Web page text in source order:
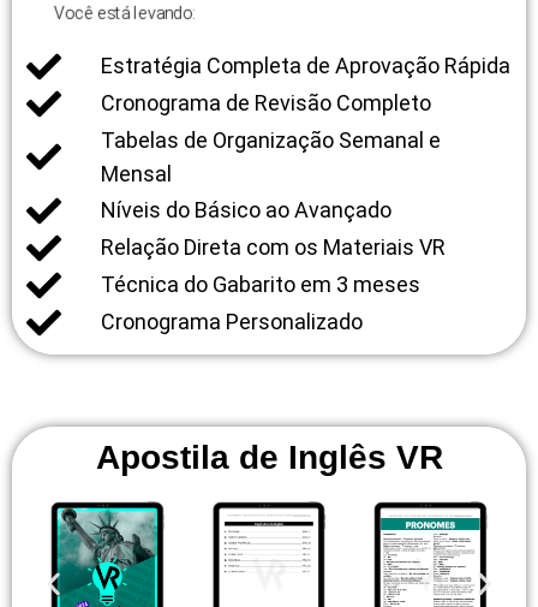
Você está levando:
Estratégia Completa de Aprovação Rápida
Cronograma de Revisão Completo
Tabelas de Organização Semanal e
Mensal
Níveis do Básico ao Avançado
Relação Direta com os Materiais VR
Técnica do Gabarito em 3 meses
Cronograma Personalizado
Apostila de Inglês VR